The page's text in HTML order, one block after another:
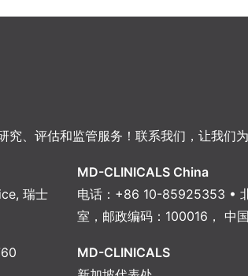
、评估和监管服务！联系我们，让我们
瑞士
MD-CLINICALS China
电话：+86 10-85925353 •
室，邮政编码：100016， 中国
MD-CLINICALS